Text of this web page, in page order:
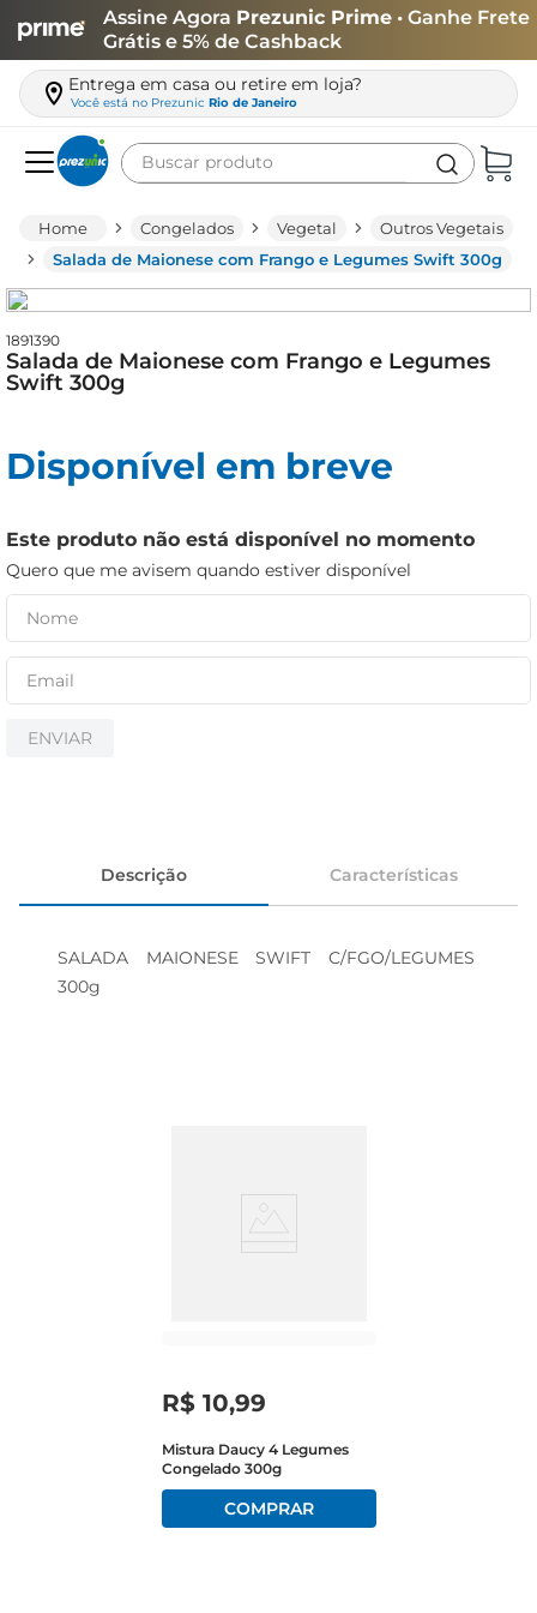
Assine Agora Prezunic Prime • Ganhe Frete
Grátis e 5% de Cashback
Entrega em casa ou retire em loja?
Você está no Prezunic Rio de Janeiro
Buscar produto
Congelados Vegetal
Outros Vegetais
Salada de Maionese com Frango e Legumes Swift 300g
1891390
Salada de Maionese com Frango e Legumes
Swift 300g
Disponível em breve
Este produto não está disponível no momento
Quero que me avisem quando estiver disponível
ENVIAR
Descrição Características
SALADA MAIONESE SWIFT C/FGO/LEGUMES
300g
R$ 10,99
Mistura Daucy 4 Legumes
Congelado 300g
leite
queijo
azeite
cerveja
iogurte
papel higiênico